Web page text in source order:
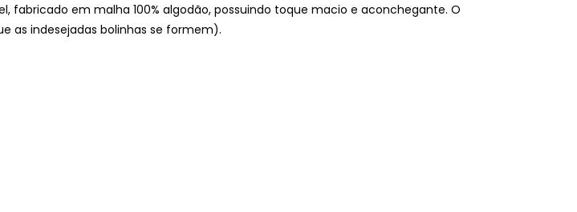
em malha 100% algodão, possuindo toque macio e aconchegante. O
as indesejadas bolinhas se formem).